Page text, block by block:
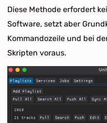
Diese Methode erfordert
Software, setzt aber
Kommandozeile und bei
Skripten voraus.